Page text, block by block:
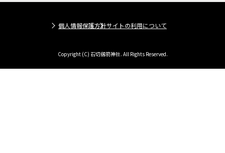
個人情報保護方針サイトの利用について
Copyright (C) 石切劔箭神社. All Rights Reserved.